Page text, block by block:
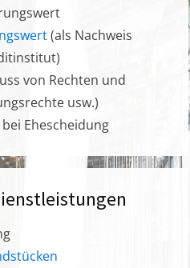
(als Nachweis
von Rechten und
usw.)
Ehescheidung